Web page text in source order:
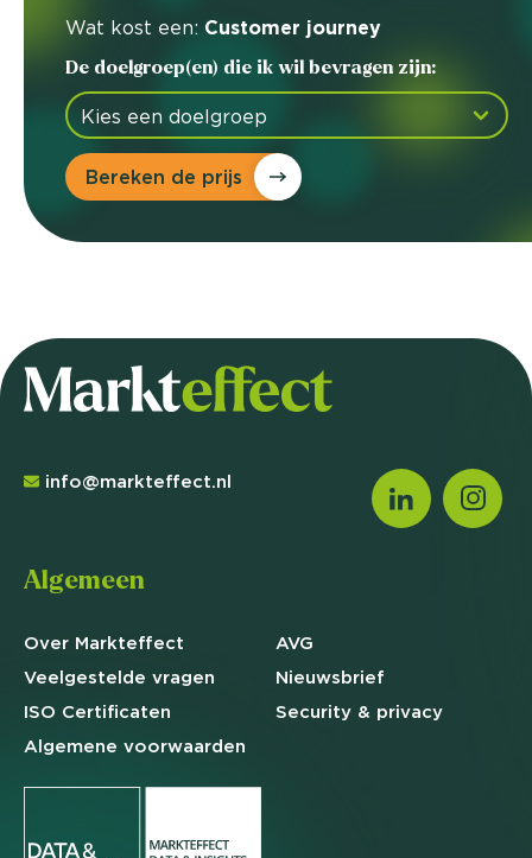
Wat kost een: Customer journey
De doelgroep(en) die ik wil bevragen zijn:
Bereken de prijs
info@markteffect.nl
Algemeen
Over Markteffect
Veelgestelde vragen
ISO Certificaten
Algemene voorwaarden
AVG
Nieuwsbrief
Security & privacy